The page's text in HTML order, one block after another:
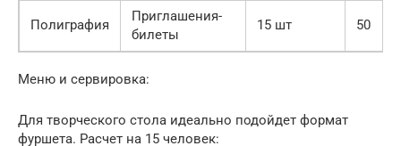
Полиграфия
Приглашения-
билеты
15 шт 50
Меню и сервировка:
Для творческого стола идеально подойдет формат
фуршета. Расчет на 15 человек: